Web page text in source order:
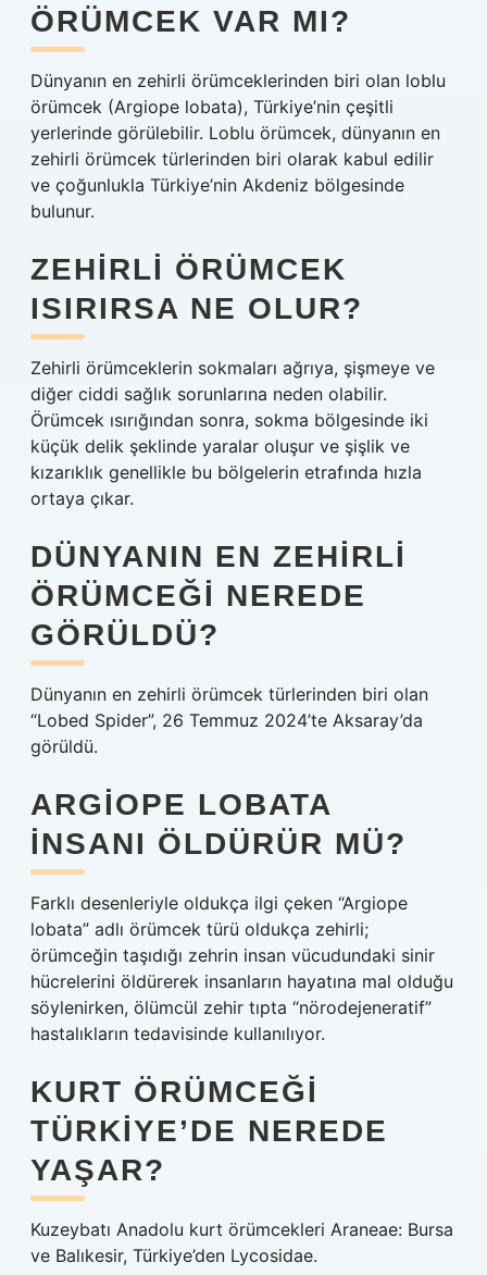
ÖRÜMCEK VAR MI?
Dünyanın en zehirli örümceklerinden biri olan loblu
örümcek (Argiope lobata), Türkiye’nin çeşitli
yerlerinde görülebilir. Loblu örümcek, dünyanın en
zehirli örümcek türlerinden biri olarak kabul edilir
ve çoğunlukla Türkiye’nin Akdeniz bölgesinde
bulunur.
ZEHIRLI ÖRÜMCEK
ISIRIRSA NE OLUR?
Zehirli örümceklerin sokmaları ağrıya, şişmeye ve
diğer ciddi sağlık sorunlarına neden olabilir.
Örümcek ısırığından sonra, sokma bölgesinde iki
küçük delik şeklinde yaralar oluşur ve şişlik ve
kızarıklık genellikle bu bölgelerin etrafında hızla
ortaya çıkar.
DÜNYANIN EN ZEHIRLI
ÖRÜMCEĞI NEREDE
GÖRÜLDÜ?
Dünyanın en zehirli örümcek türlerinden biri olan
“Lobed Spider”, 26 Temmuz 2024’te Aksaray’da
görüldü.
ARGIOPE LOBATA
INSANI ÖLDÜRÜR MÜ?
Farklı desenleriyle oldukça ilgi çeken “Argiope
lobata” adlı örümcek türü oldukça zehirli;
örümceğin taşıdığı zehrin insan vücudundaki sinir
hücrelerini öldürerek insanların hayatına mal olduğu
söylenirken, ölümcül zehir tıpta “nörodejeneratif”
hastalıkların tedavisinde kullanılıyor.
KURT ÖRÜMCEĞI
TÜRKIYE’DE NEREDE
YAŞAR?
Kuzeybatı Anadolu kurt örümcekleri Araneae: Bursa
ve Balıkesir, Türkiye’den Lycosidae.